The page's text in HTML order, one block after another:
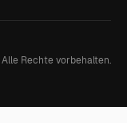
Alle Rechte vorbehalten.